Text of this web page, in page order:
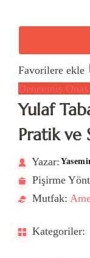
Favorilere ekle
Denenmiş
Yulaf
Pratik ve
Yazar:
Pişirme
Mutfak:
Kategoriler: